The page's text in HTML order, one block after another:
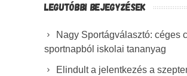
LEGUTÓBBI BEJEGYZÉSEK
Nagy Sportágválasztó: céges
sportnapból iskolai tananyag
Elindult a jelentkezés a